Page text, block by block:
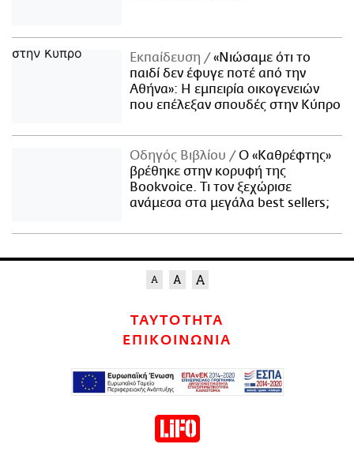
Εκπαίδευση
«Νιώσαμε ότι το
παιδί δεν έφυγε ποτέ από την
Αθήνα»: Η εμπειρία οικογενειών
που επέλεξαν σπουδές στην Κύπρο
Οδηγός Βιβλίου
Ο «Καθρέφτης»
βρέθηκε στην κορυφή της
Bookvoice. Τι τον ξεχώρισε
ανάμεσα στα μεγάλα best sellers;
ΤΑΥΤΟΤΗΤΑ
ΕΠΙΚΟΙΝΩΝΙΑ